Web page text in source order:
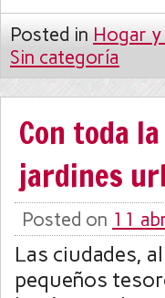
Posted in Hogar
Sin categoría
Con toda
jardines
Posted on 11
Las ciudades,
pequeños